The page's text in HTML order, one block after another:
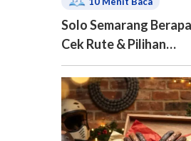
Solo Semarang
Cek Rute & Pilihan
Transportasinya